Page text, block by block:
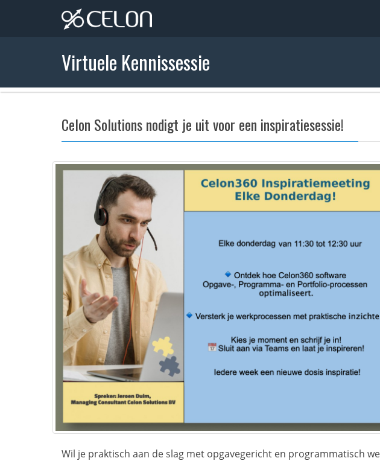
Virtuele Kennissessie
Celon Solutions nodigt je uit voor een inspiratiesessie!
Wil je praktisch aan de slag met opgavegericht en programmatisch